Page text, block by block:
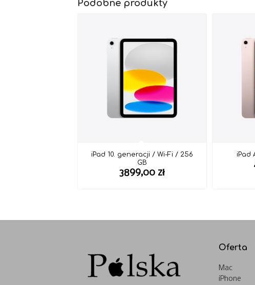
Podobne produkty
iPad 10. generacji / Wi-Fi / 256
GB
3899,00 zł
iPad
Oferta
Mac
iPhone